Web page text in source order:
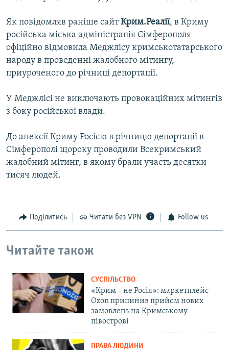
Як повідомляв раніше сайтКрим.Реалії, в Криму
російська міська адміністрація Сімферополя
офіційно відмовила Меджлісу кримськотатарського
народу в проведенні жалобного мітингу,
приуроченого до річниці депортації.
У Меджлісі не виключають провокаційних мітингів
з боку російської влади.
До анексії Криму Росією в річницю депортації в
Сімферополі щороку проводили Всекримський
жалобний мітинг, в якому брали участь десятки
тисяч людей.
Поділитись Читати без VPN Follow us
Читайте також
СУСПІЛЬСТВО
«Крим – не Росія»: маркетплейс
Ozon припинив прийом нових
замовлень на Кримському
півострові
ПРАВА ЛЮДИНИ